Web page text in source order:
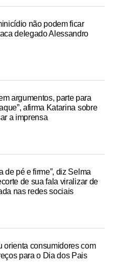
não podem ficar
delegado Alessandro
argumentos, parte para
afirma Katarina sobre
a imprensa
de pé e firme”, diz Selma
de sua fala viralizar de
nas redes sociais
orienta consumidores com
para o Dia dos Pais